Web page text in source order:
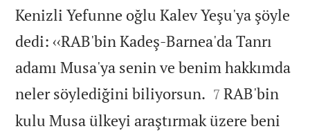
Kenizli Yefunne oğlu Kalev Yeşu'ya şöyle
dedi: ‹‹RAB'bin Kadeş-Barnea'da Tanrı
adamı Musa'ya senin ve benim hakkımda
neler söylediğini biliyorsun. 

7 RAB'bin
kulu Musa ülkeyi araştırmak üzere beni